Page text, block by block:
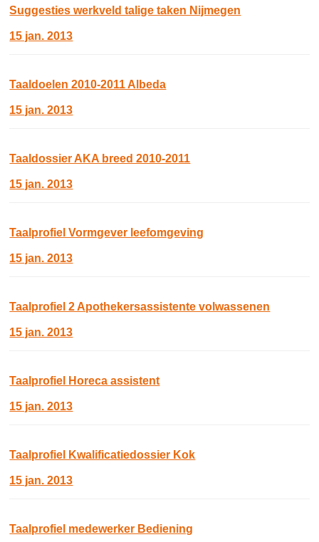
Suggesties werkveld talige taken Nijmegen
15 jan. 2013
Taaldoelen 2010-2011 Albeda
15 jan. 2013
Taaldossier AKA breed 2010-2011
15 jan. 2013
Taalprofiel Vormgever leefomgeving
15 jan. 2013
Taalprofiel 2 Apothekersassistente volwassenen
15 jan. 2013
Taalprofiel Horeca assistent
15 jan. 2013
Taalprofiel Kwalificatiedossier Kok
15 jan. 2013
Taalprofiel medewerker Bediening